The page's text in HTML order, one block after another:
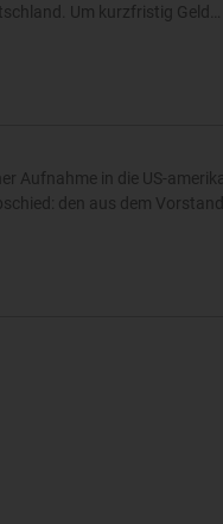
Um kurzfristig Geld…
Aufnahme in die US-
den aus dem